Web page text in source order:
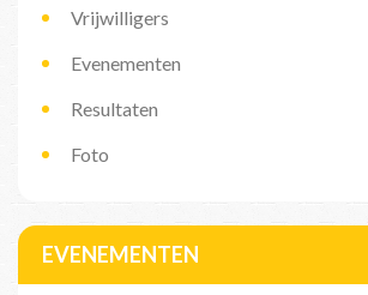
Vrijwilligers
Evenementen
Resultaten
Foto
EVENEMENTEN